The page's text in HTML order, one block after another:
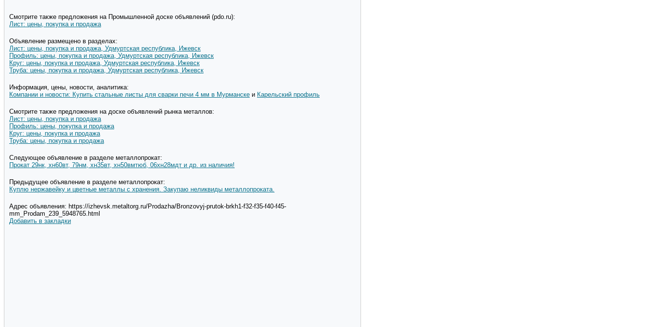
Смотрите также предложения на Промышленной доске объявлений (pdo.ru):
Лист: цены, покупка и продажа
Объявление размещено в разделах:
Лист: цены, покупка и продажа, Удмуртская республика, Ижевск
Профиль: цены, покупка и продажа, Удмуртская республика, Ижевск
Круг: цены, покупка и продажа, Удмуртская республика, Ижевск
Труба: цены, покупка и продажа, Удмуртская республика, Ижевск
Информация, цены, новости, аналитика:
Компании и новости: Купить стальные листы для сварки печи 4 мм в Мурманске и Карельский профиль
Смотрите также предложения на доске объявлений рынка металлов:
Лист: цены, покупка и продажа
Профиль: цены, покупка и продажа
Круг: цены, покупка и продажа
Труба: цены, покупка и продажа
Следующее объявление в разделе металлопрокат:
Прокат 29нк, хн60вт, 79нм, хн35вт, хн50вмтюб, 06хн28мдт и др. из наличия!
Предыдущее объявление в разделе металлопрокат:
Куплю нержавейку и цветные металлы с хранения. Закупаю неликвиды металлопроката.
Адрес объявления: https://izhevsk.metaltorg.ru/Prodazha/Bronzovyj-prutok-brkh1-f32-f35-f40-f45-
mm_Prodam_239_5948765.html
Добавить в закладки